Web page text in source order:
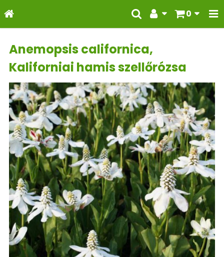
0
Anemopsis californica,
Kaliforniai hamis szellőrózsa